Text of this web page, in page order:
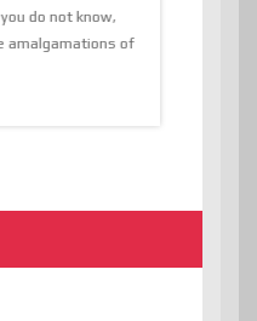
do not know,
amalgamations of